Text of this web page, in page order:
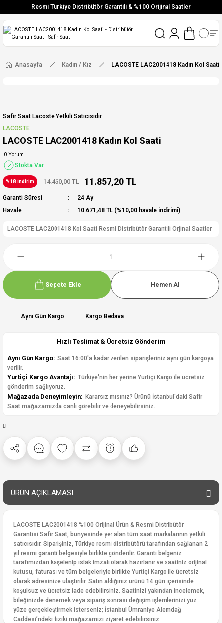
Resmi Türkiye Distribütör Garantili & %100 Orijinal Saatler
Vade Farksız 6 Taksit
Ücretsiz Kargo
Anasayfa Kadın / Kız LACOSTE LAC2001418 Kadın Kol Saati
Safir Saat Lacoste Yetkili Satıcısıdır
LACOSTE
LACOSTE LAC2001418 Kadın Kol Saati
0 Yorum
Stokta Var
%18 İndirim 14.460,00 TL 11.857,20 TL
Garanti Süresi
24 Ay
Havale
10.671,48 TL (%10,00 havale indirimi)
LACOSTE LAC2001418 Kol Saati Resmi Distribütör Garantili Orjinal Saatler
Sepete Ekle Hemen Al
Aynı Gün Kargo Kargo Bedava
Hızlı Teslimat & Ücretsiz Gönderim
Aynı Gün Kargo: Saat 16:00'a kadar verilen siparişleriniz aynı gün kargoya
verilir.
Yurtiçi Kargo Avantajı: Türkiye'nin her yerine Yurtiçi Kargo ile ücretsiz
gönderim sağlıyoruz.
Mağazada Deneyimleyin: Kararsız mısınız? Ürünü İstanbul'daki Safir
Saat mağazamızda canlı görebilir ve deneyebilirsiniz.
ÜRÜN AÇIKLAMASI
LACOSTE LAC2001418 %100 Orijinal Ürün & Resmi Distribütör
Garantisi Safir Saat, bünyesinde yer alan tüm saat markalarının yetkili
satıcısıdır. Siparişiniz, Türkiye resmi distribütörü tarafından sağlanan 2
yıl resmi garanti belgesiyle birlikte gönderilir. Garanti belgeniz
tarafımızdan kaşelenip ıslak imzalı olarak hazırlanır ve saatiniz orijinal
kutusu, faturası ve tüm belgeleriyle birlikte Yurtiçi Kargo ile ücretsiz
olarak adresinize ulaştırılır. Satın aldığınız ürünü 14 gün içerisinde
koşulsuz ve ücretsiz iade edebilirsiniz. Saatinizi yakından incelemek,
bileğinizde denemek veya sipariş sonrası değişim işlemlerinizi yüz
yüze gerçekleştirmek isterseniz; İstanbul Ümraniye Alemdağ
Caddesi’ndeki fiziki mağazamızı ziyaret edebilirsiniz.